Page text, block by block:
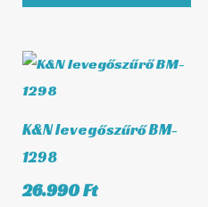
K&N levegőszűrő BM-
1298
26.990Ft